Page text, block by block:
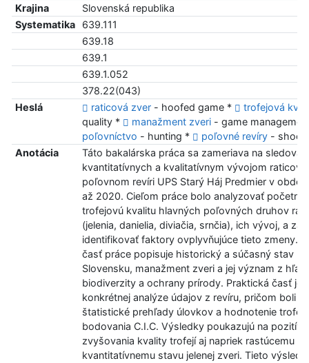
Krajina
Slovenská republika
Systematika
639.111
639.18
639.1
639.1.052
378.22(043)
Heslá
raticová zver- hoofed game *
trofejová
quality *
manažment zveri- game
poľovníctvo - hunting * poľovné revíry-
Anotácia
Táto bakalárska práca sa zameriava na
kvantitatívnych a kvalitatívnym vývojom
poľovnom revíri UPS Starý Háj Predmier v
až 2020. Cieľom práce bolo analyzovať
trofejovú kvalitu hlavných poľovných druhov
(jelenia, danielia, diviačia, srnčia), ich vývoj, a
identifikovať faktory ovplyvňujúce tieto zmeny.
časť práce popisuje historický a súčasný stav
Slovensku, manažment zveri a jej význam z
biodiverzity a ochrany prírody. Praktická časť je
konkrétnej analýze údajov z revíru, pričom boli
štatistické prehľady úlovkov a hodnotenie trofejí
bodovania C.I.C. Výsledky poukazujú na
zvyšovania kvality trofejí aj napriek rastúcemu
kvantitatívnemu stavu jelenej zveri. Tieto